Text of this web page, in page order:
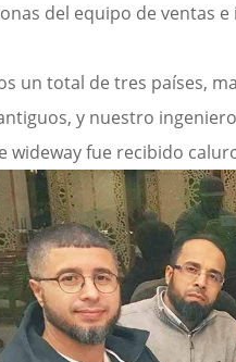
del equipo de ventas
un total de tres países,
y nuestro
wideway fue recibido